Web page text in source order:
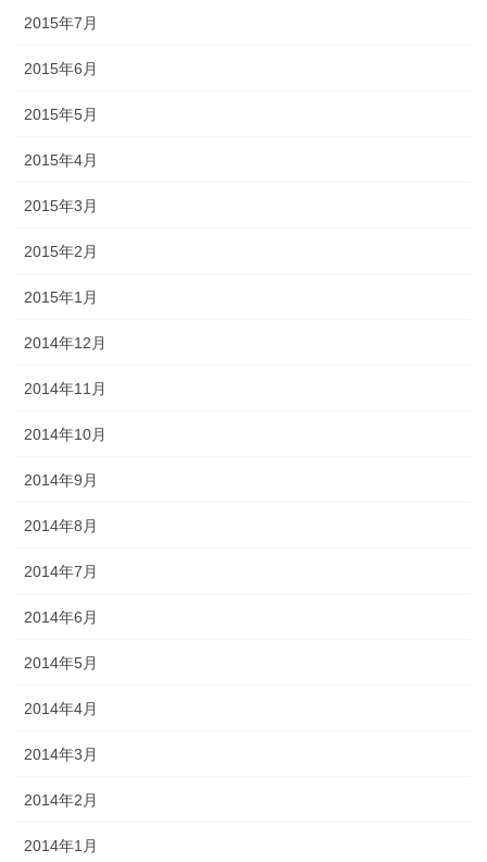
2015年7月
2015年6月
2015年5月
2015年4月
2015年3月
2015年2月
2015年1月
2014年12月
2014年11月
2014年10月
2014年9月
2014年8月
2014年7月
2014年6月
2014年5月
2014年4月
2014年3月
2014年2月
2014年1月